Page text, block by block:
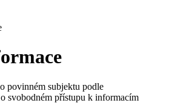
povinném subjektu podle
svobodném přístupu k informacím